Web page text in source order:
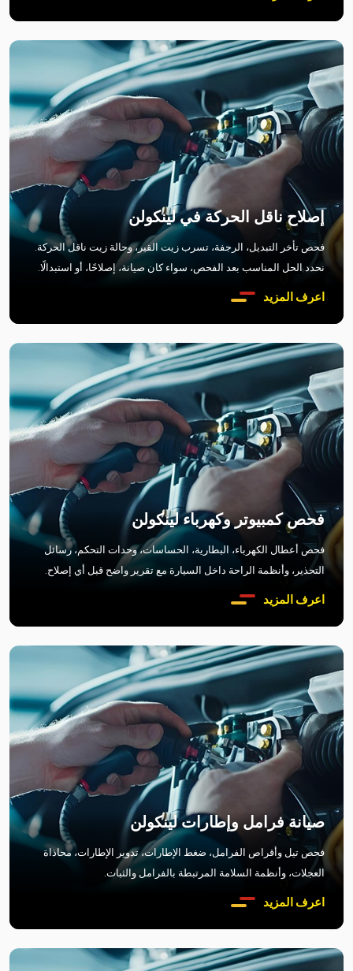
إصلاح ناقل الحركة في لينكولن
فحص تأخر التبديل، الرجفة، تسرب زيت القير، وحالة زيت ناقل الحركة.
نحدد الحل المناسب بعد الفحص، سواء كان صيانة، إصلاحًا، أو استبدالًا.
اعرف المزيد
فحص كمبيوتر وكهرباء لينكولن
فحص أعطال الكهرباء، البطارية، الحساسات، وحدات التحكم، رسائل
التحذير، وأنظمة الراحة داخل السيارة مع تقرير واضح قبل أي إصلاح.
اعرف المزيد
صيانة فرامل وإطارات لينكولن
فحص تيل وأقراص الفرامل، ضغط الإطارات، تدوير الإطارات، محاذاة
العجلات، وأنظمة السلامة المرتبطة بالفرامل والثبات.
اعرف المزيد